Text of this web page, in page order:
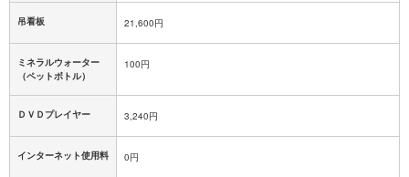
吊看板 21,600円
ミネラルウォーター
（ペットボトル）
100円
ＤＶＤプレイヤー 3,240円
インターネット使用料 0円